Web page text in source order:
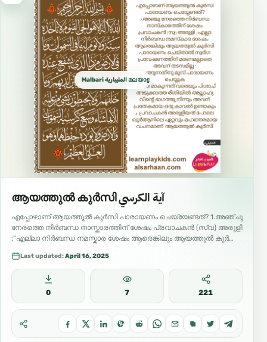
Malbari المليبارية മലയാളം المليالم
ആയത്തുൽ കുർസി آية الكرسي
എപ്പോഴാണ് ആയത്തുൽ കുർസി പാരായണം ചെയ്യേണ്ടത്? 1.അഞ്ചു
നേരത്തെ നിർബന്ധ നാസ്കാരത്തിന് ശേഷം പ്രവാചകൻ (സ്വ) അരുളി
:”എല്ലാ നിർബന്ധ നമസ്കാര ശേഷം ആരെങ്കിലും ആയത്തുൽ കുർസി
Last updated:April 16, 2025
0 7 221